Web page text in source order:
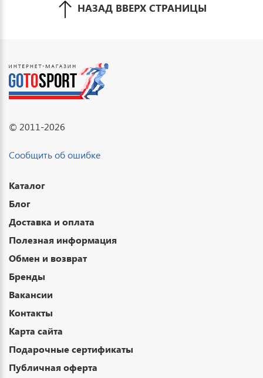
НАЗАД ВВЕРХ СТРАНИЦЫ
© 2011-2026
Сообщить об ошибке
Каталог
Блог
Доставка и оплата
Полезная информация
Обмен и возврат
Бренды
Вакансии
Контакты
Карта сайта
Подарочные сертификаты
Публичная оферта